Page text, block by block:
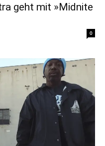
geht mit »Midnite
0